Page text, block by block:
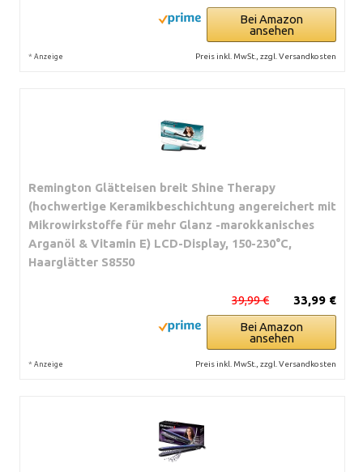
Bei Amazon
ansehen
* Anzeige Preis inkl. MwSt., zzgl. Versandkosten
Remington Glätteisen breit Shine Therapy
(hochwertige Keramikbeschichtung angereichert mit
Mikrowirkstoffe für mehr Glanz -marokkanisches
Arganöl & Vitamin E) LCD-Display, 150-230°C,
Haarglätter S8550
33,99 €
39,99 €
Bei Amazon
ansehen
* Anzeige Preis inkl. MwSt., zzgl. Versandkosten